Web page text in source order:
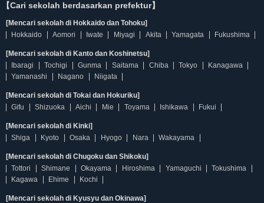
【Cari sekolah berdasarkan prefektur】
[Mencari sekolah di Hokkaido dan Tohoku]
Hokkaido
Aomori Iwate Miyagi Akita Yamagata Fukushima
[Mencari sekolah di Kanto dan Koshinetsu]
Ibaragi
Tochigi Gunma Saitama Chiba Tokyo
Kanagawa
Yamanashi
Nagano Niigata
[Mencari sekolah di Tokai dan Hokuriku]
Gifu
Shizuoka Aichi Mie Toyama Ishikawa Fukui
[Mencari sekolah di Kinki]
Shiga
Kyoto Osaka Hyogo Nara Wakayama
[Mencari sekolah di Chugoku dan Shikoku]
Tottori
Shimane Okayama Hiroshima Yamaguchi
Tokushima
Kagawa
Ehime Kochi
[Mencari sekolah di Kyusyu dan Okinawa]